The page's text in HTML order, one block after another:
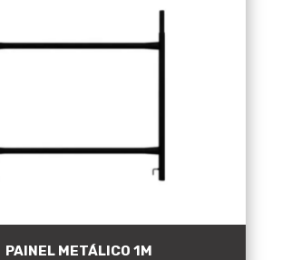
PAINEL METÁLICO 1M